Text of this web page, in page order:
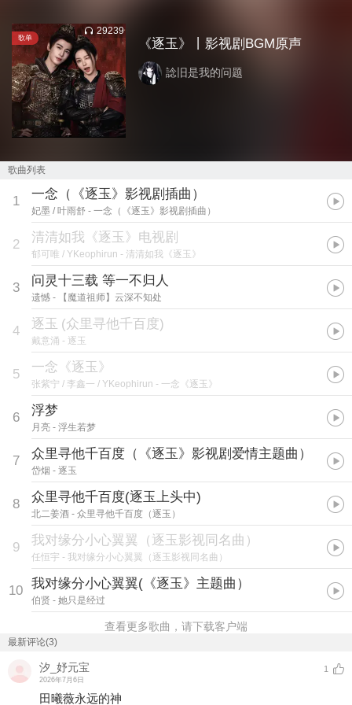
歌单
29239
《逐玉》丨影视剧BGM原声
諗旧是我的问题
歌曲列表
1 一念（《逐玉》影视剧插曲）
妃墨 / 叶雨舒 - 一念（《逐玉》影视剧插曲）
2 清清如我《逐玉》电视剧
郁可唯 / YKeophirun - 清清如我《逐玉》
3 问灵十三载 等一不归人
遗憾 - 【魔道祖师】云深不知处
4 逐玉 (众里寻他千百度)
戴意涌 - 逐玉
5 一念《逐玉》
张紫宁 / 李鑫一 / YKeophirun - 一念《逐玉》
6 浮梦
月亮 - 浮生若梦
7 众里寻他千百度（《逐玉》影视剧爱情主题曲）
岱烟 - 逐玉
8 众里寻他千百度(逐玉上头中)
北二姜酒 - 众里寻他千百度（逐玉）
9 我对缘分小心翼翼（逐玉影视同名曲）
任恒宇 - 我对缘分小心翼翼（逐玉影视同名曲）
10 我对缘分小心翼翼(《逐玉》主题曲）
伯贤 - 她只是经过
查看更多歌曲，请下载客户端
最新评论(3)
汐_妤元宝
2026年7月6日
1
田曦薇永远的神